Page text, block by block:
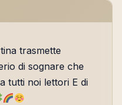
trasmette
di sognare che
tutti noi lettori E di